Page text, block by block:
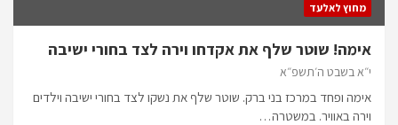
מחוץ לאלעד
אימה! שוטר שלף את אקדחו וירה לצד בחורי ישיבה
י״א בשבט ה׳תשפ״א
אימה ופחד במרכז בני ברק. שוטר שלף את נשקו לצד בחורי ישיבה וילדים
וירה באוויר. במשטרה…